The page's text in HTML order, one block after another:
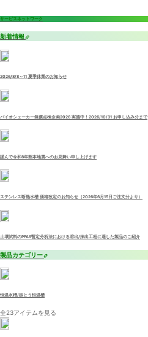
サービスネットワーク
新着情報
2026/8/8～11 夏季休業のお知らせ
バイオシェーカー無償点検企画2026 実施中！2026/10/31 お申し込み分まで
謹んで令和8年熊本地震へのお見舞い申し上げます
ステンレス断熱水槽 価格改定のお知らせ（2026年6月15日ご注文分より）
土壌試料のPFAS暫定分析法における溶出/抽出工程に適した製品のご紹介
製品カテゴリー
恒温水槽/振とう恒温槽
全23アイテムを見る